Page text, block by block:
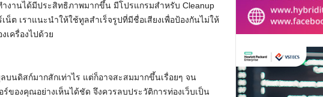
งานได้มีประสิทธิภาพมากขึ้น มีโปรแกรมสำหรับ Cleanup
น็ต เราแนะนำให้ใช้ทูลสำเร็จรูปที่มีชื่อเสียงเพื่อป้องกันไม่ให้
เครื่องไปด้วย
บนดิสก์มากสักเท่าไร แต่ก็อาจสะสมมากขึ้นเรื่อยๆ จน
ของคุณอย่างเห็นได้ชัด จึงควรลบประวัติการท่องเว็บเป็น